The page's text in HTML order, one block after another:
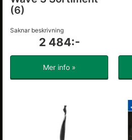
(6)
Saknar beskrivning
2 484:-
Mer info »